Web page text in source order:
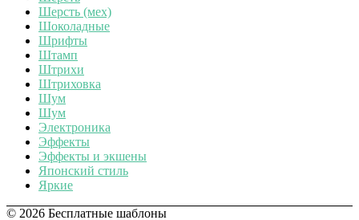
Шерсть (мех)
Шоколадные
Шрифты
Штамп
Штрихи
Штриховка
Шум
Шум
Электроника
Эффекты
Эффекты и экшены
Японский стиль
Яркие
© 2026 Бесплатные шаблоны